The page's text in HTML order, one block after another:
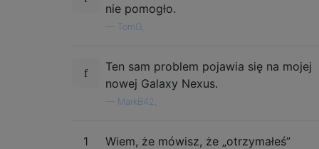
nie pomogło.
TomG,
Ten sam problem pojawia się na mojej
nowej Galaxy Nexus.
MarkB42,
1
Wiem, że mówisz, że „otrzymałeś”